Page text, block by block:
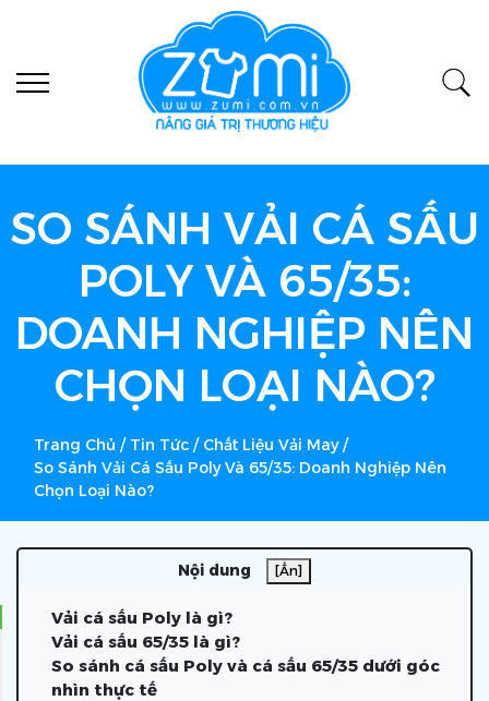
SO SÁNH VẢI CÁ SẤU
POLY VÀ 65/35:
DOANH NGHIỆP NÊN
CHỌN LOẠI NÀO?
Trang Chủ / Tin Tức / Chất Liệu Vải May /
So Sánh Vải Cá Sấu Poly Và 65/35: Doanh Nghiệp Nên
Chọn Loại Nào?
Nội dung [Ẩn]
Vải cá sấu Poly là gì?
Vải cá sấu 65/35 là gì?
So sánh cá sấu Poly và cá sấu 65/35 dưới góc
nhìn thực tế